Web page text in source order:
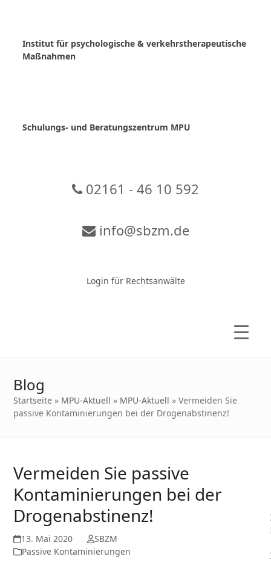
Institut für psychologische & verkehrstherapeutische
Maßnahmen
Schulungs- und Beratungszentrum MPU
02161 - 46 10 592
info@sbzm.de
Login für Rechtsanwälte
Blog
Startseite » MPU-Aktuell » MPU-Aktuell »Vermeiden Sie
passive Kontaminierungen bei der Drogenabstinenz!
Vermeiden Sie passive
Kontaminierungen bei der
Drogenabstinenz!
13. Mai 2020
SBZM
Passive Kontaminierungen